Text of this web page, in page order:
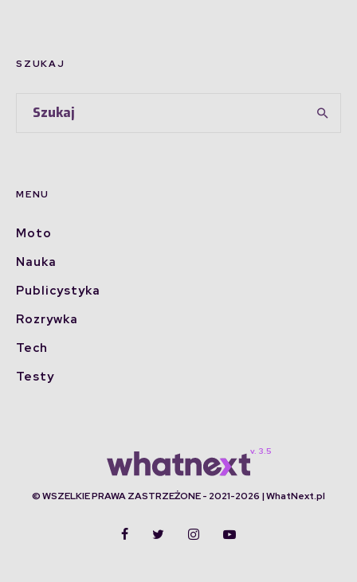
SZUKAJ
MENU
Moto
Nauka
Publicystyka
Rozrywka
Tech
Testy
© WSZELKIE PRAWA ZASTRZEŻONE - 2021-2026 | WhatNext.pl